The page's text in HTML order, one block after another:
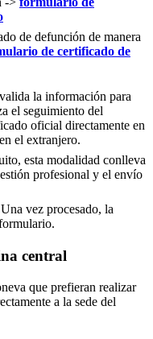
de defunción de manera
de certificado de
la información para
el seguimiento del
oficial directamente en
el extranjero.
esta modalidad conlleva
profesional y el envío
Una vez procesado, la
central
que prefieran realizar
a la sede del